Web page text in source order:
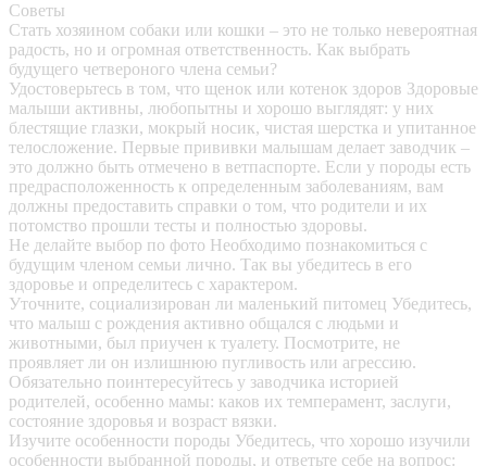
Советы
Стать хозяином собаки или кошки – это не только невероятная
радость, но и огромная ответственность. Как выбрать
будущего четвероного члена семьи?
Удостоверьтесь в том, что щенок или котенок здоров Здоровые
малыши активны, любопытны и хорошо выглядят: у них
блестящие глазки, мокрый носик, чистая шерстка и упитанное
телосложение. Первые прививки малышам делает заводчик –
это должно быть отмечено в ветпаспорте. Если у породы есть
предрасположенность к определенным заболеваниям, вам
должны предоставить справки о том, что родители и их
потомство прошли тесты и полностью здоровы.
Не делайте выбор по фото Необходимо познакомиться с
будущим членом семьи лично. Так вы убедитесь в его
здоровье и определитесь с характером.
Уточните, социализирован ли маленький питомец Убедитесь,
что малыш с рождения активно общался с людьми и
животными, был приучен к туалету. Посмотрите, не
проявляет ли он излишнюю пугливость или агрессию.
Обязательно поинтересуйтесь у заводчика историей
родителей, особенно мамы: каков их темперамент, заслуги,
состояние здоровья и возраст вязки.
Изучите особенности породы Убедитесь, что хорошо изучили
особенности выбранной породы, и ответьте себе на вопрос: